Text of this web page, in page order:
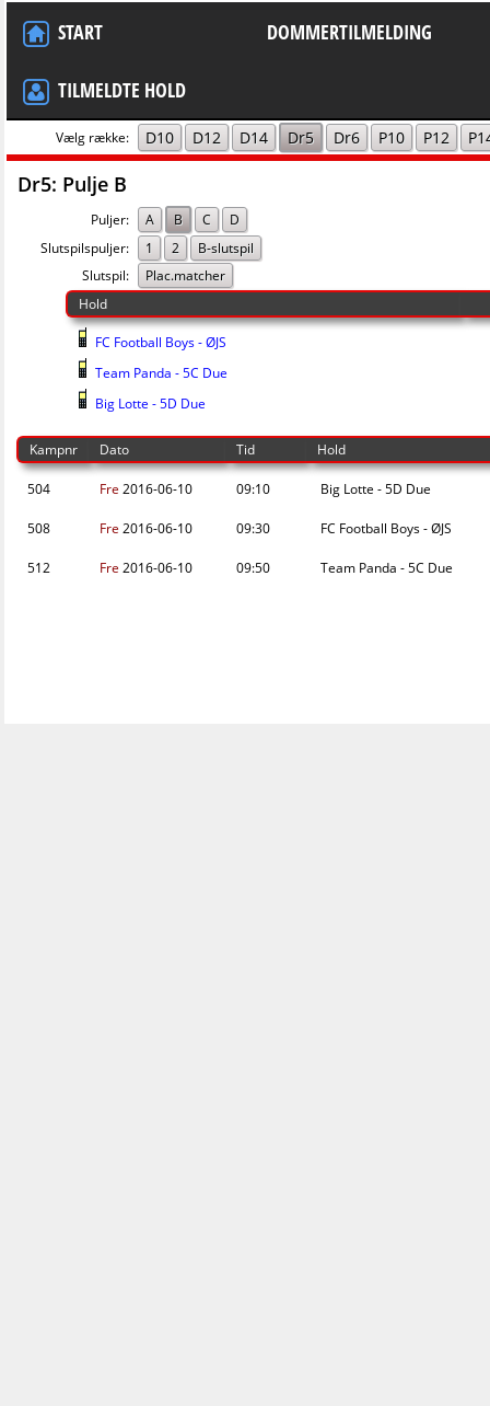
START DOMMERTILMELDING
TILMELDTE HOLD
Vælg række: D10 D12 D14 Dr5 Dr6 P10 P12
Dr5: Pulje B
Puljer: A B C
D
Slutspilspuljer:
1 2
B-slutspil
Slutspil:
Plac.matcher
Hold
FC Football Boys - ØJS
Team Panda - 5C Due
Big Lotte - 5D Due
Kampnr Dato Tid Hold
504 Fre 2016-06-10 09:10 Big Lotte - 5D Due
508 Fre 2016-06-10 09:30 FC Football Boys - ØJS
512 Fre 2016-06-10 09:50 Team Panda - 5C Due